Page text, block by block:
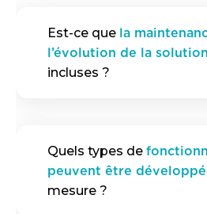
Est-ce que la
l’évolution de la solution
incluses ?
Quels types de
peuvent être
mesure ?